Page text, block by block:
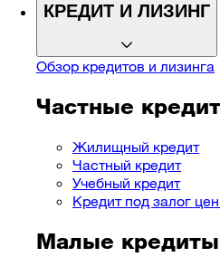
КРЕДИТ И ЛИЗИНГ
Обзор кредитов и ​​лизинга
Частные
Жилищный кредит
Частный кредит
Учебный кредит
Кредит под залог
Малые кредиты